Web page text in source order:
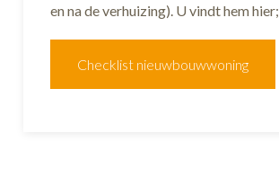
en na de verhuizing). U vindt hem hier;
Checklist nieuwbouwwoning